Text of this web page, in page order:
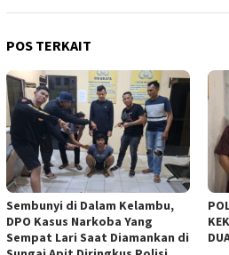
POS TERKAIT
Sembunyi di Dalam Kelambu,
DPO Kasus Narkoba Yang
Sempat Lari Saat Diamankan di